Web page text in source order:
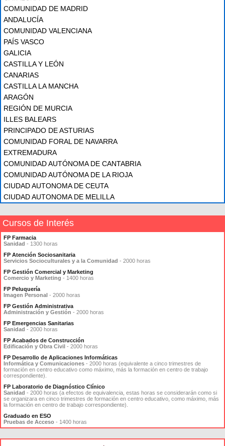
COMUNIDAD DE MADRID
ANDALUCÍA
COMUNIDAD VALENCIANA
PAÍS VASCO
GALICIA
CASTILLA Y LEÓN
CANARIAS
CASTILLA LA MANCHA
ARAGÓN
REGIÓN DE MURCIA
ILLES BALEARS
PRINCIPADO DE ASTURIAS
COMUNIDAD FORAL DE NAVARRA
EXTREMADURA
COMUNIDAD AUTÓNOMA DE CANTABRIA
COMUNIDAD AUTÓNOMA DE LA RIOJA
CIUDAD AUTONOMA DE CEUTA
CIUDAD AUTONOMA DE MELILLA
Cursos de Interés
FP Farmacia
Sanidad - 1300 horas
FP Atención Sociosanitaria
Servicios Socioculturales y a la Comunidad - 2000 horas
FP Gestión Comercial y Marketing
Comercio y Marketing - 1400 horas
FP Peluquería
Imagen Personal - 2000 horas
FP Gestión Administrativa
Administración y Gestión - 2000 horas
FP Emergencias Sanitarias
Sanidad - 2000 horas
FP Acabados de Construcción
Edificación y Obra Civil - 2000 horas
FP Desarrollo de Aplicaciones Informáticas
Informática y Comunicaciones - 2000 horas (equivalente a cinco trimestres de
formación en centro educativo como máximo, más la formación en centro de trabajo
correspondiente).
FP Laboratorio de Diagnóstico Clínico
Sanidad - 2000 horas (a efectos de equivalencia, estas horas se considerarán como si
se organizara en cinco trimestres de formación en centro educativo, como máximo, más
la formación en centro de trabajo correspondiente).
Graduado en ESO
Pruebas de Acceso - 1400 horas